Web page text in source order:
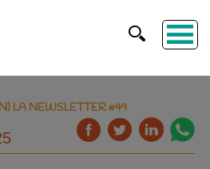
LA NEWSLETTER #49